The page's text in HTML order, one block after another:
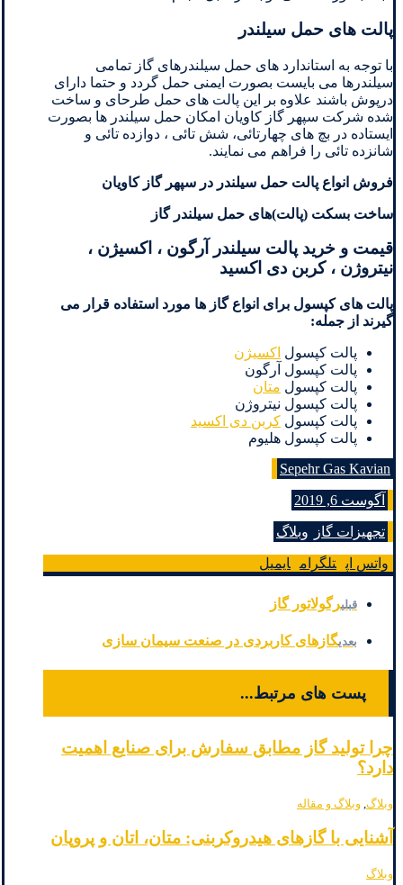
پالت های حمل سیلندر
با توجه به استاندارد های حمل سیلندرهای گاز تمامی
سیلندرها می بایست بصورت ایمنی حمل گردد و حتما دارای
درپوش باشند علاوه بر این پالت های حمل طرحای و ساخت
شده شرکت سپهر گاز کاویان امکان حمل سیلندر ها بصورت
ایستاده در بچ های چهارتائی، شش تائی ، دوازده تائی و
شانزده تائی را فراهم می نمایند.
فروش انواع پالت حمل سیلندر در سپهر گاز کاویان
ساخت بسکت (پالت)های حمل سیلندر گاز
قیمت و خرید پالت سیلندر آرگون ، اکسیژن ،
نیتروژن ، کربن دی اکسید
پالت های کپسول برای انواع گاز ها مورد استفاده قرار می
گیرند از جمله:
پالت کپسول اکسیژن
پالت کپسول آرگون
پالت کپسول متان
پالت کپسول نیتروژن
پالت کپسول کربن دی اکسید
پالت کپسول هلیوم
Sepehr Gas Kavian
آگوست 6, 2019
تجهیزات گاز وبلاگ
واتس اپ تلگرام ایمیل
قبلیرگولاتور گاز
بعدیگازهای کاربردی در صنعت سیمان سازی
پست های مرتبط...
چرا تولید گاز مطابق سفارش برای صنایع اهمیت
دارد؟
وبلاگ, وبلاگ و مقاله
آشنایی با گازهای هیدروکربنی: متان، اتان و پروپان
وبلاگ